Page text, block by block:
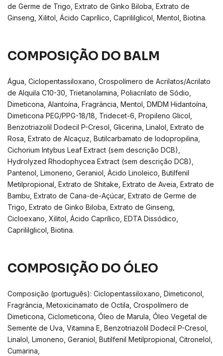
de Germe de Trigo, Extrato de Ginko Biloba, Extrato de
Ginseng, Xilitol, Ácido Caprílico, Caprililglicol, Mentol, Biotina.
COMPOSIÇÃO DO BALM
Água, Ciclopentassiloxano, Crospolímero de Acrilatos/Acrilato
de Alquila C10-30, Trietanolamina, Poliacrilato de Sódio,
Dimeticona, Alantoína, Fragrância, Mentol, DMDM Hidantoína,
Dimeticona PEG/PPG-18/18, Tridecet-6, Propileno Glicol,
Benzotriazolil Dodecil P-Cresol, Glicerina, Linalol, Extrato de
Rosa, Extrato de Alcaçuz, Butilcarbamato de Iodopropilina,
Cichorium Intybus Leaf Extract (sem descrição DCB),
Hydrolyzed Rhodophycea Extract (sem descrição DCB),
Pantenol, Limoneno, Geraniol, Ácido Linoleico, Butilfenil
Metilpropional, Extrato de Shitake, Extrato de Aveia, Extrato de
Bambu, Extrato de Cana-de-Açúcar, Extrato de Germe de
Trigo, Extrato de Ginko Biloba, Extrato de Ginseng,
Cicloexano, Xilitol, Ácido Caprílico, EDTA Dissódico,
Caprililglicol, Biotina.
COMPOSIÇÃO DO ÓLEO
Composição (português): Ciclopentassiloxano, Dimeticonol,
Fragrância, Metoxicinamato de Octila, Crospolímero de
Dimeticona, Ciclometicona, Óleo de Marula, Óleo Vegetal de
Semente de Uva, Vitamina E, Benzotriazolil Dodecil P-Cresol,
Linalol, Limoneno, Geraniol, Butilfenil Metilpropional, Citronelol,
Cumarina,